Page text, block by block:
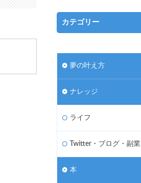
カテゴリー
夢の叶え方
ナレッジ
ライフ
Twitter・ブログ・副業
本